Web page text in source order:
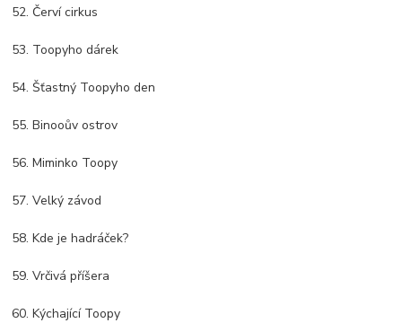
52. Červí cirkus
53. Toopyho dárek
54. Šťastný Toopyho den
55. Binooův ostrov
56. Miminko Toopy
57. Velký závod
58. Kde je hadráček?
59. Vrčivá příšera
60. Kýchající Toopy